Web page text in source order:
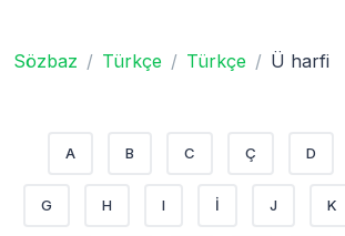
Sözbaz Türkçe Türkçe Ü harfi
A B C Ç D
G H I İ J K